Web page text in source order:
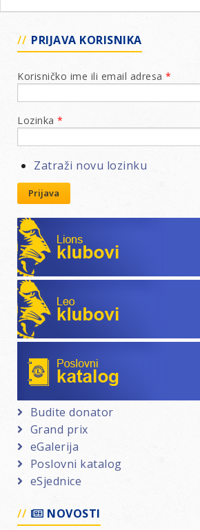
PRIJAVA KORISNIKA
Korisničko ime ili email adresa *
Lozinka *
Zatraži novu lozinku
Prijava
Lions klubovi
Leo klubovi
Budite donator
Grand prix
eGalerija
Poslovni katalog
eSjednice
NOVOSTI